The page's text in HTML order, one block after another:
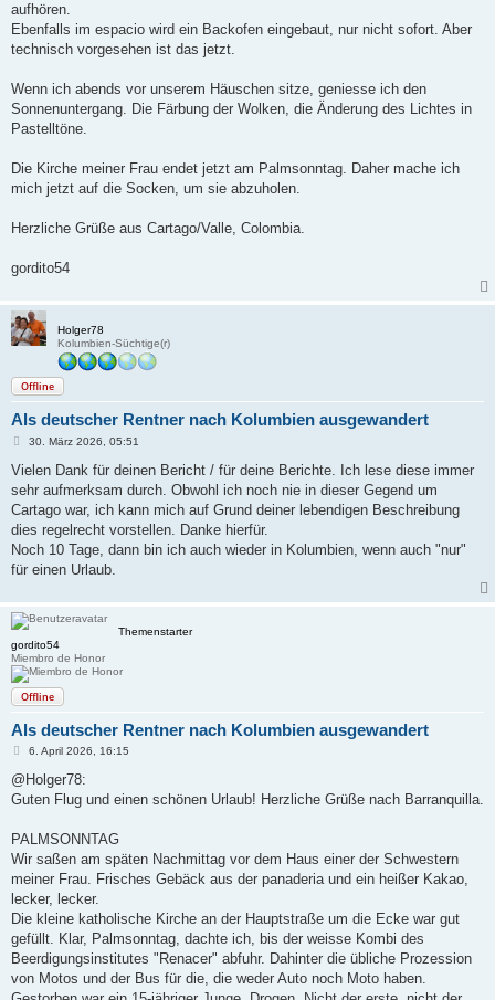
aufhören.
Ebenfalls im espacio wird ein Backofen eingebaut, nur nicht sofort. Aber
technisch vorgesehen ist das jetzt.
Wenn ich abends vor unserem Häuschen sitze, geniesse ich den
Sonnenuntergang. Die Färbung der Wolken, die Änderung des Lichtes in
Pastelltöne.
Die Kirche meiner Frau endet jetzt am Palmsonntag. Daher mache ich
mich jetzt auf die Socken, um sie abzuholen.
Herzliche Grüße aus Cartago/Valle, Colombia.
gordito54
Holger78
Kolumbien-Süchtige(r)
Offline
Als deutscher Rentner nach Kolumbien ausgewandert
B
i
r
a
30. März 2026, 05:51
Vielen Dank für deinen Bericht / für deine Berichte. Ich lese diese immer
sehr aufmerksam durch. Obwohl ich noch nie in dieser Gegend um
Cartago war, ich kann mich auf Grund deiner lebendigen Beschreibung
dies regelrecht vorstellen. Danke hierfür.
Noch 10 Tage, dann bin ich auch wieder in Kolumbien, wenn auch "nur"
für einen Urlaub.
Themenstarter
gordito54
Miembro de Honor
Offline
Als deutscher Rentner nach Kolumbien ausgewandert
B
i
r
6. April 2026, 16:15
@Holger78:
Guten Flug und einen schönen Urlaub! Herzliche Grüße nach Barranquilla.
PALMSONNTAG
Wir saßen am späten Nachmittag vor dem Haus einer der Schwestern
meiner Frau. Frisches Gebäck aus der panaderia und ein heißer Kakao,
lecker, lecker.
Die kleine katholische Kirche an der Hauptstraße um die Ecke war gut
gefüllt. Klar, Palmsonntag, dachte ich, bis der weisse Kombi des
Beerdigungsinstitutes "Renacer" abfuhr. Dahinter die übliche Prozession
von Motos und der Bus für die, die weder Auto noch Moto haben.